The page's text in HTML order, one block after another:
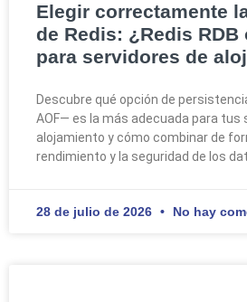
Elegir correctamente
de Redis: ¿Redis RDB
para servidores de
Descubre qué opción de
AOF— es la más adecuada para tus
alojamiento y cómo combinar de
rendimiento y la seguridad de los
28 de julio de 2026 No hay